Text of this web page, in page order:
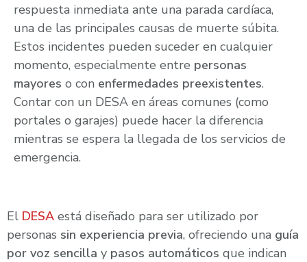
respuesta inmediata ante una parada cardíaca,
una de las principales causas de muerte súbita.
Estos incidentes pueden suceder en cualquier
momento, especialmente entre personas
mayores o con enfermedades preexistentes.
Contar con un DESA en áreas comunes (como
portales o garajes) puede hacer la diferencia
mientras se espera la llegada de los servicios de
emergencia.
El DESA está diseñado para ser utilizado por
personas sin experiencia previa, ofreciendo una guía
por voz sencilla y pasos automáticos que indican